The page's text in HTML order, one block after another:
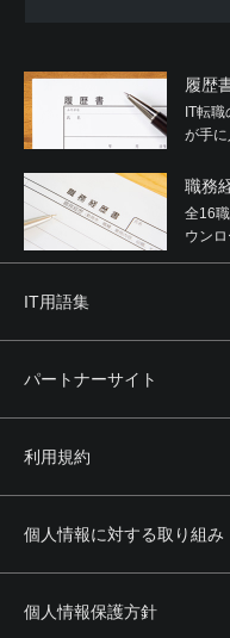
履歴
IT転
が手に
職務
全16
ウン
IT用語集
パートナーサイト
利用規約
個人情報に対する取り組み
個人情報保護方針